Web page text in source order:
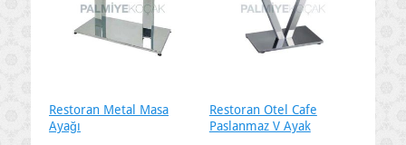
Restoran Metal Masa
Ayağı
Restoran Otel Cafe
Paslanmaz V Ayak